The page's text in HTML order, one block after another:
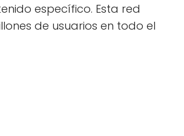
específico. Esta red
de usuarios en todo el